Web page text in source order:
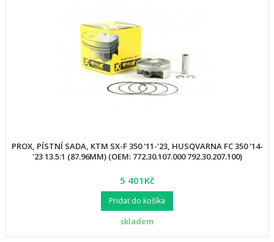
PROX, PÍSTNÍ SADA, KTM SX-F 350 '11-'23, HUSQVARNA FC 350 '14-
'23 13.5:1 (87.96MM) (OEM: 772.30.107.000 792.30.207.100)
5 401Kč
Pridať do košíka
skladem